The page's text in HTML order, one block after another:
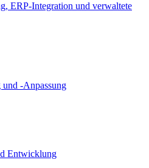
ERP-Integration und verwaltete
und -Anpassung
Entwicklung